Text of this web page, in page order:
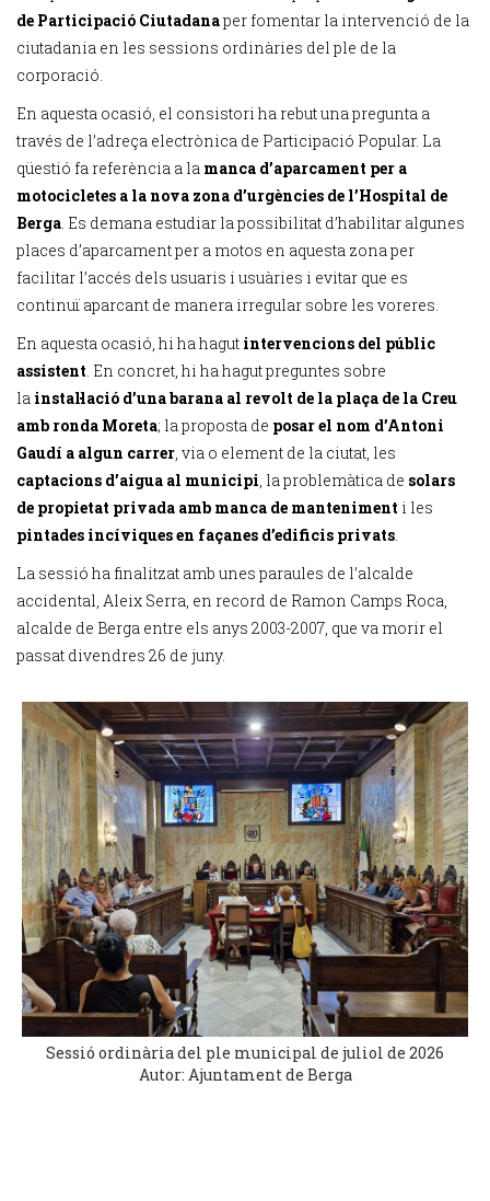
de Participació Ciutadanaper fomentar la intervenció de la
ciutadania en les sessions ordinàries del ple de la
corporació.
En aquesta ocasió, el consistori ha rebut una pregunta a
través de l’adreça electrònica de Participació Popular. La
qüestió fa referència a la manca d’aparcament per a
motocicletes a la nova zona d’urgències de l’Hospital de
Berga. Es demana estudiar la possibilitat d’habilitar algunes
places d’aparcament per a motos en aquesta zona per
facilitar l’accés dels usuaris i usuàries i evitar que es
continuï aparcant de manera irregular sobre les voreres.
En aquesta ocasió, hi ha hagutintervencions del públic
assistent. En concret, hi ha hagut preguntes sobre
lainstal·lació d’una barana al revolt de la plaça de la Creu
amb ronda Moreta; la proposta de posar el nom d’Antoni
Gaudí a algun carrer, via o element de la ciutat, les
captacions d’aigua al municipi, la problemàtica de solars
de propietat privada amb manca de manteniment i les
pintades incíviques en façanes d’edificis privats.
La sessió ha finalitzat amb unes paraules de l’alcalde
accidental, Aleix Serra, en record de Ramon Camps Roca,
alcalde de Berga entre els anys 2003-2007, que va morir el
passat divendres 26 de juny.
Sessió ordinària del ple municipal de juliol de 2026
Autor: Ajuntament de Berga